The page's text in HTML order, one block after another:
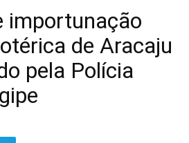
importunação
de Aracaju
pela Polícia